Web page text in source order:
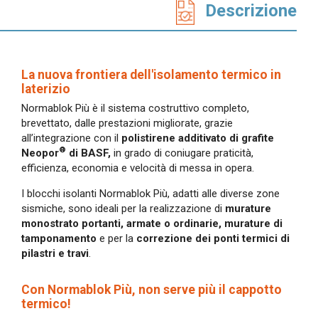
In evidenza
Muratura armata Danesi
Normablok Più Taglio Termico
Normablok Più CAM
Normablok Più S40 MA ricostruzione post sisma
Contatti
QuantiMattoni
Descrizione
La nuova frontiera dell'isolamento termico in
laterizio
Normablok Più è il sistema costruttivo completo,
brevettato, dalle prestazioni migliorate, grazie
all’integrazione con il polistirene additivato di grafite
Neopor® di BASF, in grado di coniugare praticità,
efficienza, economia e velocità di messa in opera.
I blocchi isolanti Normablok Più, adatti alle diverse zone
sismiche, sono ideali per la realizzazione di murature
monostrato portanti, armate o ordinarie, murature di
tamponamento e per la correzione dei ponti termici di
pilastri e travi.
Con Normablok Più, non serve più il cappotto
termico!